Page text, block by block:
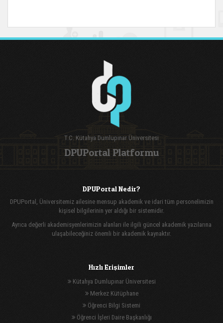
T.C. Kütahya Dumlupınar Üniversitesi
DPUPortal Platformu
DPUPortal Nedir?
DPUPortal, Üniversitemiz ailesine mensup akademik ve idari tüm personelimizin
kişisel bilgilerinin yer aldığı bir sistemidir.
Ayrıca değerli akademisyenlerimizin alanları ile ilgili güncel akademik yazılarına
ulaşabileceğiniz önemli bir akademik kaynaktır.
Hızlı Erişimler
Kütahya Dumlupınar Üniversitesi
Merkez Kütüphane
Öğrenci Bilgi Sistemi
Öğrenci İşleri Daire Başkanlığı